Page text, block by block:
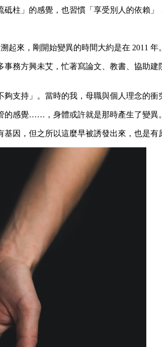
柱」的感覺，也習慣「享受別人的依賴」
起來，剛開始變異的時間大約是在 2011 年。
務方興未艾，忙著寫論文、教書、協助
支持」。當時的我，母職與個人理念的
的感覺……，身體或許就是那時產生了變異。
因，但之所以這麼早被誘發出來，也是有